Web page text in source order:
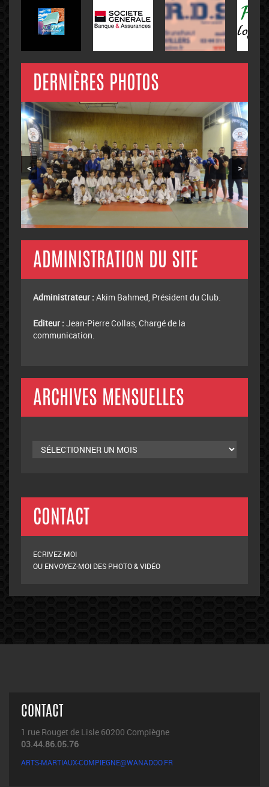
DERNIÈRES PHOTOS
< >
ADMINISTRATION DU SITE
Administrateur : Akim Bahmed, Président du Club.
Editeur : Jean-Pierre Collas, Chargé de la
communication.
ARCHIVES MENSUELLES
CONTACT
ECRIVEZ-MOI
OU ENVOYEZ-MOI DES PHOTO & VIDÉO
CONTACT
1 rue Rouget de Lisle 60200 Compiègne
03.44.86.05.76
ARTS-MARTIAUX-COMPIEGNE@WANADOO.FR